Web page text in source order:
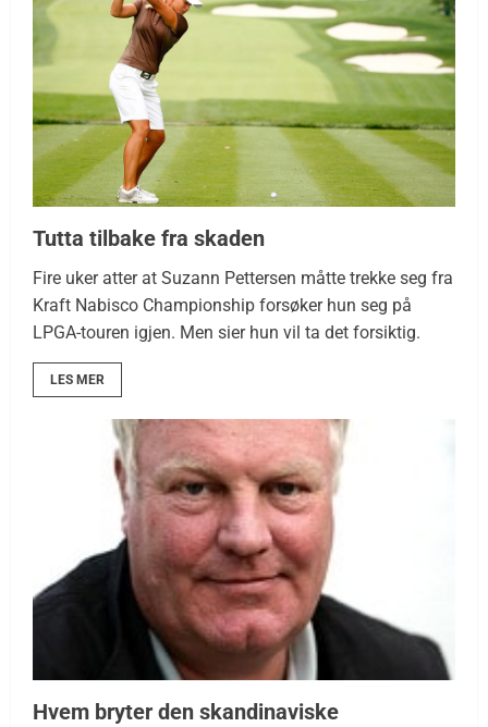
Tutta tilbake fra skaden
Fire uker atter at Suzann Pettersen måtte trekke seg fra
Kraft Nabisco Championship forsøker hun seg på
LPGA-touren igjen. Men sier hun vil ta det forsiktig.
LES MER
Hvem bryter den skandinaviske